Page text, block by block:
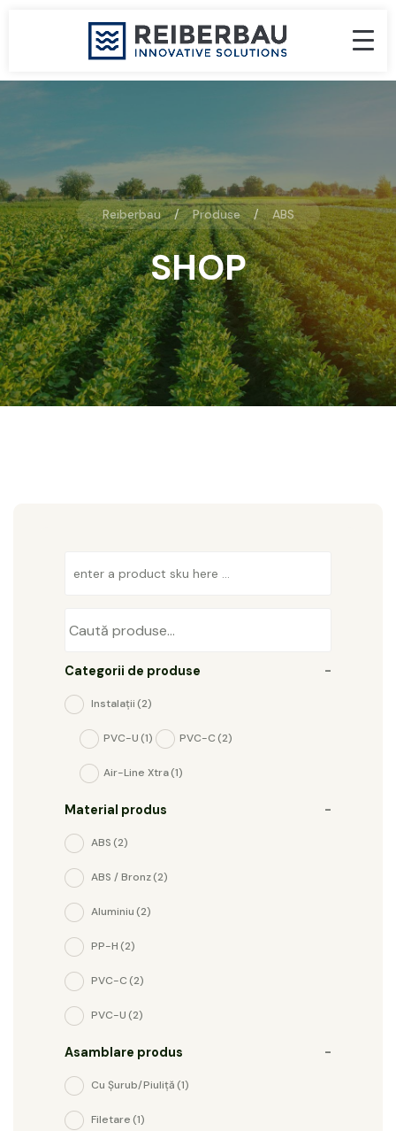
Reiberbau Produse ABS
SHOP
Categorii de produse -
Instalații(2)
PVC-U(1) PVC-C(2)
Air-Line Xtra(1)
Material produs -
ABS(2)
ABS / Bronz(2)
Aluminiu(2)
PP-H(2)
PVC-C(2)
PVC-U(2)
Asamblare produs -
Cu Șurub/piuliță(1)
Filetare(1)